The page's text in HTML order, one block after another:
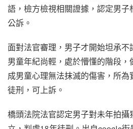
語，檢方檢視相關證據，認定男
公訴。
面對法官審理，男子才開始坦承
男童年紀尚輕，處於懵懂的階段
成男童心理無法抹滅的傷害，所
徒刑，可上訴。
橋頭法院法官認定男子對未年拍